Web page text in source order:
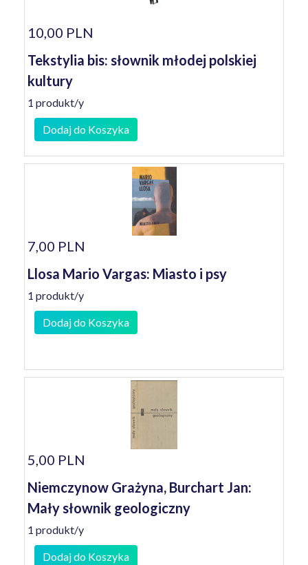
10,00 PLN
Tekstylia bis: słownik młodej polskiej
kultury
1 produkt/y
Dodaj do Koszyka
7,00 PLN
Llosa Mario Vargas: Miasto i psy
1 produkt/y
Dodaj do Koszyka
5,00 PLN
Niemczynow Grażyna, Burchart Jan:
Mały słownik geologiczny
1 produkt/y
Dodaj do Koszyka